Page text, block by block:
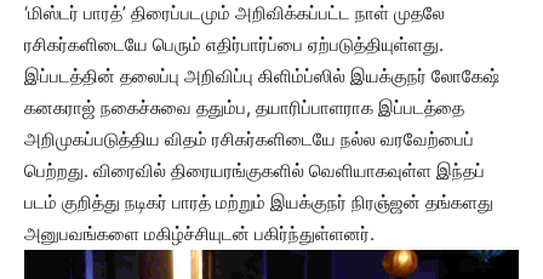
‘மிஸ்டர் பாரத்’ திரைப்படமும் அறிவிக்கப்பட்ட நாள் முதலே
ரசிகர்களிடையே பெரும் எதிர்பார்ப்பை ஏற்படுத்தியுள்ளது.
இப்படத்தின் தலைப்பு அறிவிப்பு கிளிம்ப்ஸில் இயக்குநர் லோகேஷ்
கனகராஜ் நகைச்சுவை ததும்ப, தயாரிப்பாளராக இப்படத்தை
அறிமுகப்படுத்திய விதம் ரசிகர்களிடையே நல்ல வரவேற்பைப்
பெற்றது. விரைவில் திரையரங்குகளில் வெளியாகவுள்ள இந்தப்
படம் குறித்து நடிகர் பாரத் மற்றும் இயக்குநர் நிரஞ்ஜன் தங்களது
அனுபவங்களை மகிழ்ச்சியுடன் பகிர்ந்துள்ளனர்.